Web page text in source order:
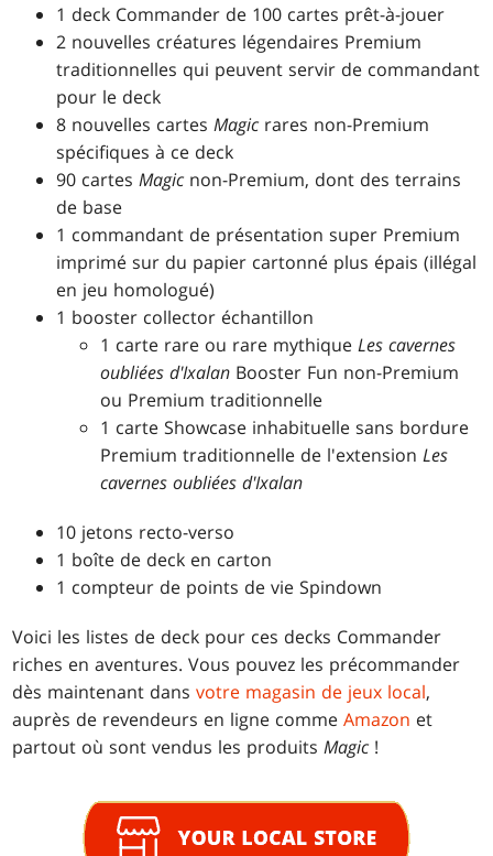
1 deck Commander de 100 cartes prêt-à-jouer
2 nouvelles créatures légendaires Premium
traditionnelles qui peuvent servir de commandant
pour le deck
8 nouvelles cartesMagic rares non-Premium
spécifiques à ce deck
90 cartesMagic non-Premium, dont des terrains
de base
1 commandant de présentation super Premium
imprimé sur du papier cartonné plus épais (illégal
en jeu homologué)
1 booster collector échantillon
1 carte rare ou rare mythiqueLes cavernes
oubliées d'Ixalan Booster Fun non-Premium
ou Premium traditionnelle
1 carte Showcase inhabituelle sans bordure
Premium traditionnelle de l'extensionLes
cavernes oubliées d'Ixalan
10 jetons recto-verso
1 boîte de deck en carton
1 compteur de points de vie Spindown
Voici les listes de deck pour ces decks Commander
riches en aventures. Vous pouvez les précommander
dès maintenant dansvotre magasin de jeux local,
auprès de revendeurs en ligne commeAmazon et
partout où sont vendus les produitsMagic !